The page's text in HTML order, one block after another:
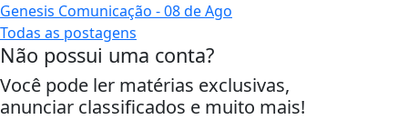
Genesis Comunicação - 08 de Ago
Todas as postagens
Não possui uma conta?
Você pode ler matérias exclusivas,
anunciar classificados e muito mais!